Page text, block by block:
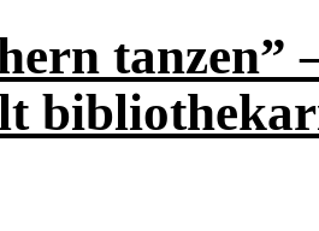
tanzen”